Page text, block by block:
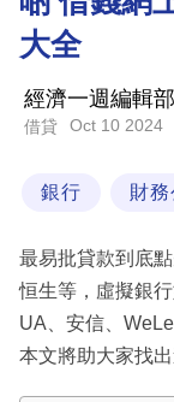
商
科
技
場
生
活
時
事
大全
經濟一週編輯部
借貸 Oct 10 2024
銀行 財務
最易批貸款到底
恒生等，虛擬銀
UA、安信、
本文將助大家找